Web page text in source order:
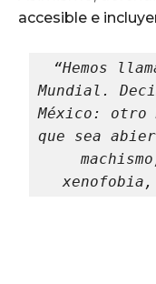
accesible e
“Hemos
Mundial.
México: otro
que sea